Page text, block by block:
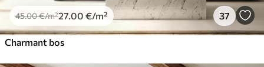
45.00€/m²27 .00 €/m² 37
Charmant bos